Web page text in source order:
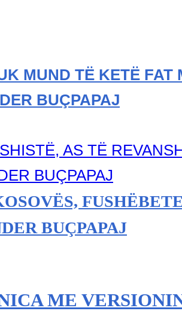
MUND TË KETË FAT
BUÇPAPAJ
AS TË
BUÇPAPAJ
BUÇPAPAJ
ME